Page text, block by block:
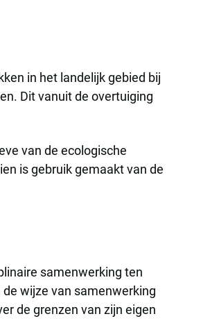
in het landelijk gebied bij
Dit vanuit de overtuiging
van de ecologische
is gebruik gemaakt van de
samenwerking ten
wijze van samenwerking
de grenzen van zijn eigen